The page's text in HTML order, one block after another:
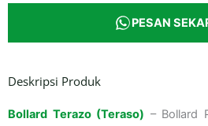
PESAN
Deskripsi Produk
Bollard Terazo (Teraso) – Bollard